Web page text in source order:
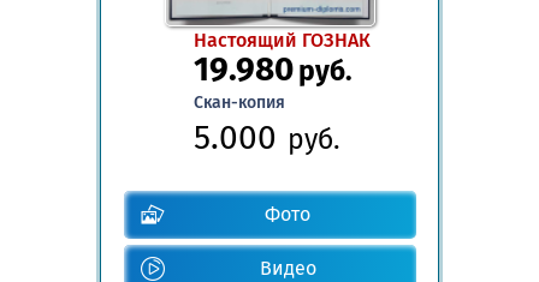
Настоящий ГОЗНАК
19.980руб.
Скан-копия
5.000 руб.
Фото
Видео